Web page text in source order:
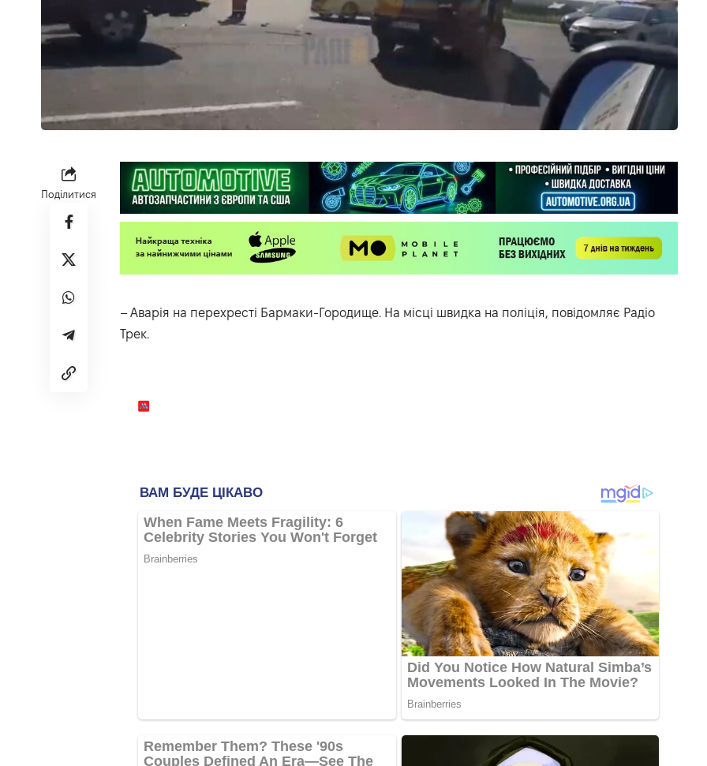
Поділитися
– Аварія на перехресті Бармаки-Городище. На місці швидка на поліція, повідомляє Радіо
Трек.